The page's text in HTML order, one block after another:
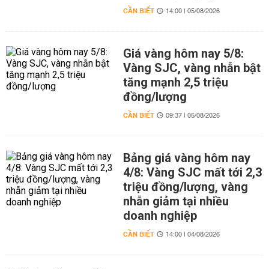
CẦN BIẾT 14:00 | 05/08/2026
Giá vàng hôm nay 5/8:
Vàng SJC, vàng nhẫn bật
tăng mạnh 2,5 triệu
đồng/lượng
CẦN BIẾT 09:37 | 05/08/2026
Bảng giá vàng hôm nay
4/8: Vàng SJC mất tới 2,3
triệu đồng/lượng, vàng
nhẫn giảm tại nhiều
doanh nghiệp
CẦN BIẾT 14:00 | 04/08/2026